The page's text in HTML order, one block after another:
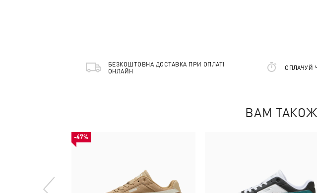
БЕЗКОШТОВНА ДОСТАВКА ПРИ ОПЛАТІ
ОНЛАЙН
ОПЛАЧУЙ
ВАМ
-47%